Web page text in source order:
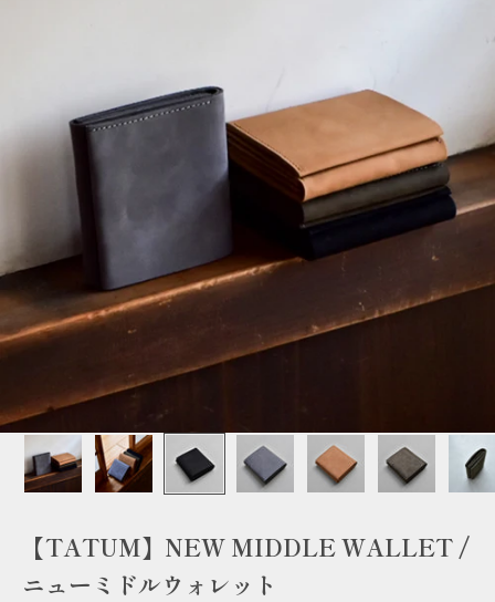
【TATUM】NEW MIDDLE WALLET /
ニューミドルウォレット